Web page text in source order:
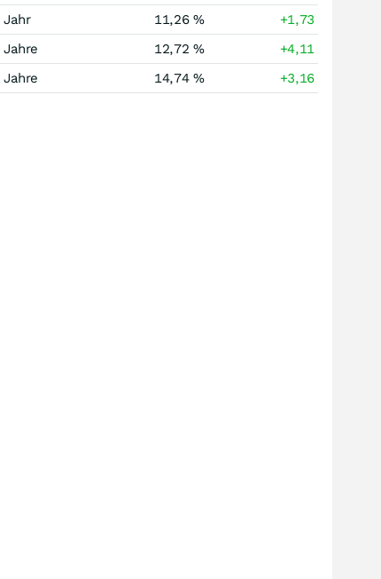
Jahr
11,26 %
+1,73
Jahre
12,72 %
+4,11
Jahre
14,74 % +3,16